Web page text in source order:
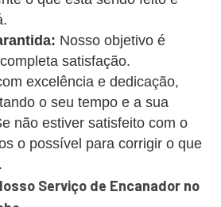
Nosso objetivo é
satisfação.
excelência e dedicação,
o seu tempo e a sua
não estiver satisfeito com o
o possível para corrigir o que
Serviço de Encanador no